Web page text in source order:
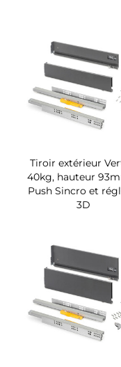
Tiroir extérieur
40kg, hauteur
Push Sincro et
3D